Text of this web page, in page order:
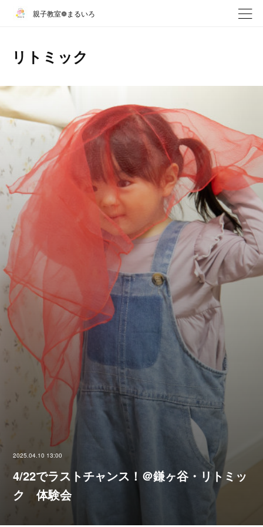
親子教室❁まるいろ
リトミック
2025.04.10 13:00
4/22でラストチャンス！＠鎌ヶ谷・リトミッ
ク 体験会